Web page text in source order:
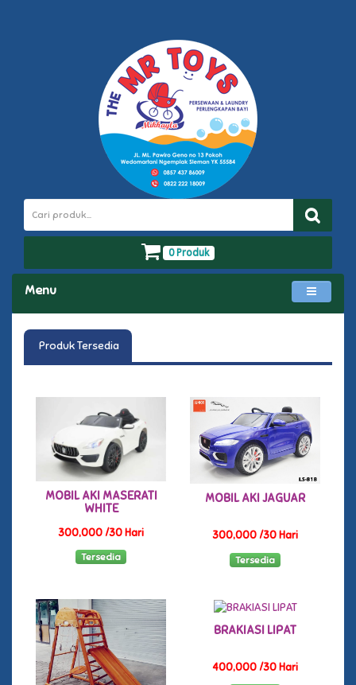
0 Produk
Menu
Produk Tersedia
MOBIL AKI MASERATI
WHITE
300,000 /30 Hari
Tersedia
MOBIL AKI JAGUAR
300,000 /30 Hari
Tersedia
BRAKIASI LIPAT
400,000 /30 Hari